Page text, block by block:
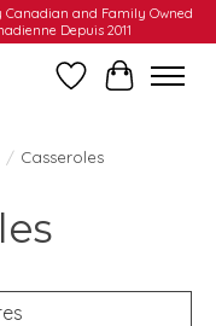
Canadian and Family Owned
Depuis 2011
Liste dePanier
/ Casseroles